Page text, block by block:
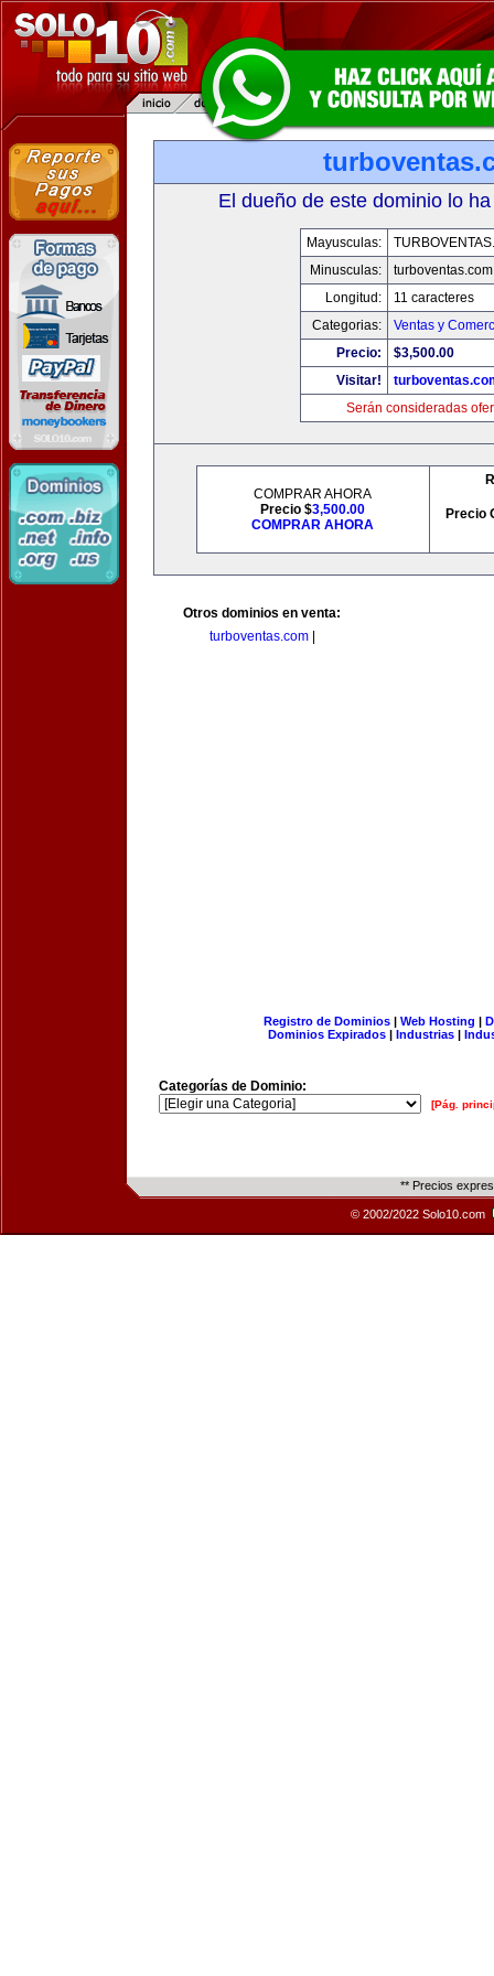
El dueño de este dominio lo
Mayusculas:
Minusculas:
turboventas.com
Longitud:
11 caracteres
Categorias:
Ventas y
Precio:
$3,500.00
Visitar!
Serán consideradas
COMPRAR AHORA
Precio $3,500.00
COMPRAR AHORA
Precio
Otros dominios en venta:
turboventas.com|
Registro de Dominios| Web Hosting |
Dominios Expirados | Industrias |
Categorías de Dominio:
[Pág.
** Precios
© 2002/2022 Solo10.com